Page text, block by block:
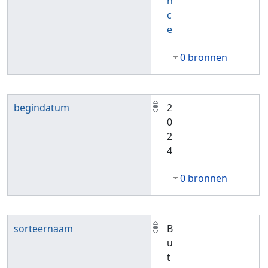
c
e
0 bronnen
begindatum
2
0
2
4
0 bronnen
sorteernaam
B
u
t